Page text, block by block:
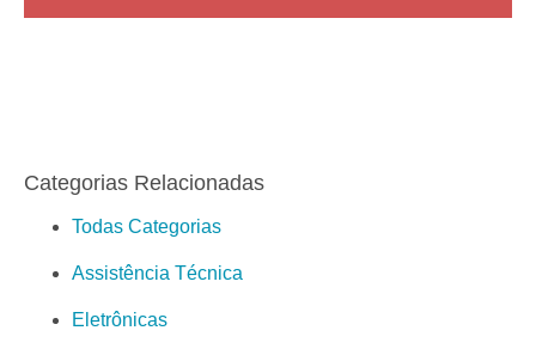
Categorias Relacionadas
Todas Categorias
Assistência Técnica
Eletrônicas